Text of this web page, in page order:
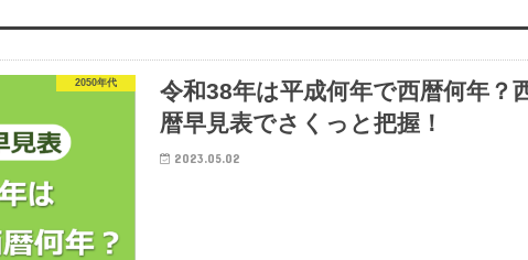
2050年代
令和38年は平成何年で西暦何年？
暦早見表でさくっと把握！
2023.05.02